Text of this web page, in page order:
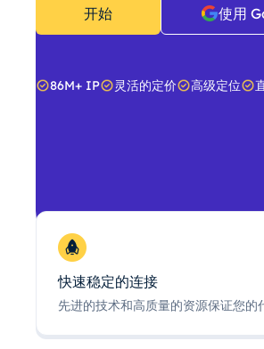
开始 使用
86M+ IP 灵活的定价 高级定位
快速稳定的连接
先进的技术和高质量的资源保证您的